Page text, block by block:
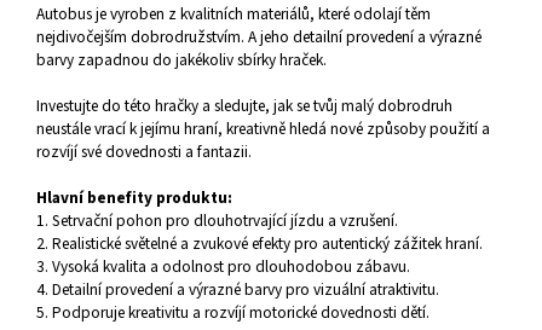
Autobus je vyroben z kvalitních materiálů, které odolají těm
nejdivočejším dobrodružstvím. A jeho detailní provedení a výrazné
barvy zapadnou do jakékoliv sbírky hraček.
Investujte do této hračky a sledujte, jak se tvůj malý dobrodruh
neustále vrací k jejímu hraní, kreativně hledá nové způsoby použití a
rozvíjí své dovednosti a fantazii.
Hlavní benefity produktu:
1. Setrvační pohon pro dlouhotrvající jízdu a vzrušení.
2. Realistické světelné a zvukové efekty pro autentický zážitek hraní.
3. Vysoká kvalita a odolnost pro dlouhodobou zábavu.
4. Detailní provedení a výrazné barvy pro vizuální atraktivitu.
5. Podporuje kreativitu a rozvíjí motorické dovednosti dětí.